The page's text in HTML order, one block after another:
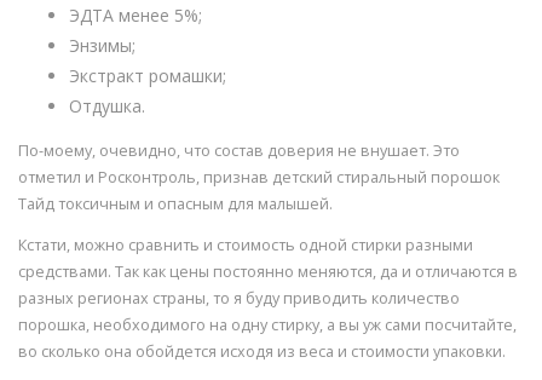
ЭДТА менее 5%;
Энзимы;
Экстракт ромашки;
Отдушка.
По-моему, очевидно, что состав доверия не внушает. Это
отметил и Росконтроль, признав детский стиральный порошок
Тайд токсичным и опасным для малышей.
Кстати, можно сравнить и стоимость одной стирки разными
средствами. Так как цены постоянно меняются, да и отличаются в
разных регионах страны, то я буду приводить количество
порошка, необходимого на одну стирку, а вы уж сами посчитайте,
во сколько она обойдется исходя из веса и стоимости упаковки.